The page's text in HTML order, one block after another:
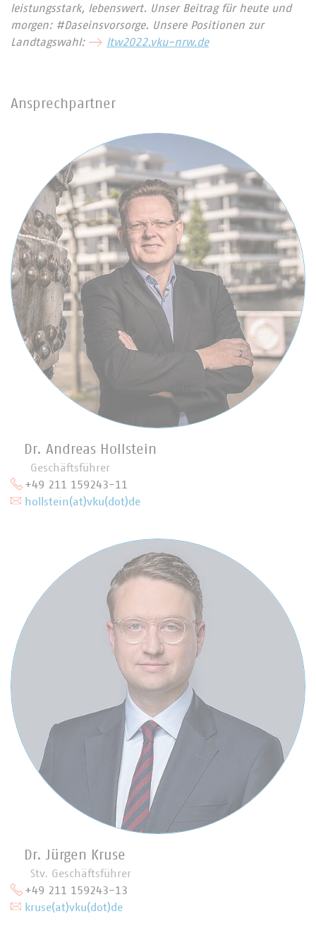
leistungsstark, lebenswert. Unser Beitrag für heute und
morgen: #Daseinsvorsorge. Unsere Positionen zur
Landtagswahl:
ltw2022.vku-nrw.de
Ansprechpartner
Dr. Andreas Hollstein
Geschäftsführer
+49 211 159243-11
hollstein(at)vku(dot)de
Dr. Jürgen Kruse
Stv. Geschäftsführer
+49 211 159243-13
kruse(at)vku(dot)de